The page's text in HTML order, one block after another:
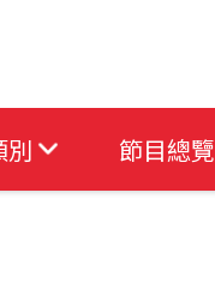
別 節目總覽